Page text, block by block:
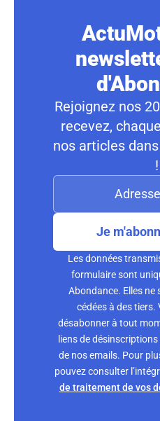
Rejoignez nos
recevez,
nos articles
!
Je
Les données
formulaire sont
Abondance. Elles ne
cédées à des tiers.
désabonner à tout
liens de
de nos emails. Pour
pouvez consulter
de traitement de vos